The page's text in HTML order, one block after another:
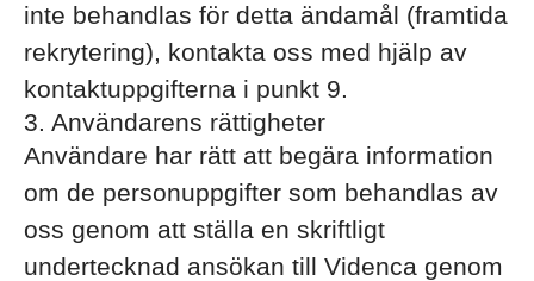
inte behandlas för detta ändamål (framtida
rekrytering), kontakta oss med hjälp av
kontaktuppgifterna i punkt 9.
3. Användarens rättigheter
Användare har rätt att begära information
om de personuppgifter som behandlas av
oss genom att ställa en skriftligt
undertecknad ansökan till Videnca genom